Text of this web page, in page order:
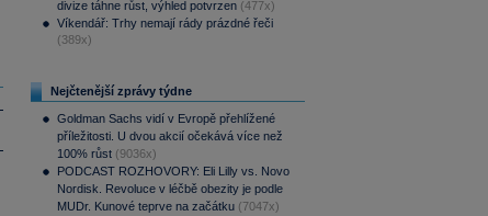
divize táhne růst, výhled potvrzen (477x)
Víkendář: Trhy nemají rády prázdné řeči
(389x)
Nejčtenější zprávy týdne
Goldman Sachs vidí v Evropě přehlížené
příležitosti. U dvou akcií očekává více než
100% růst (9036x)
PODCAST ROZHOVORY: Eli Lilly vs. Novo
Nordisk. Revoluce v léčbě obezity je podle
MUDr. Kunové teprve na začátku (7047x)